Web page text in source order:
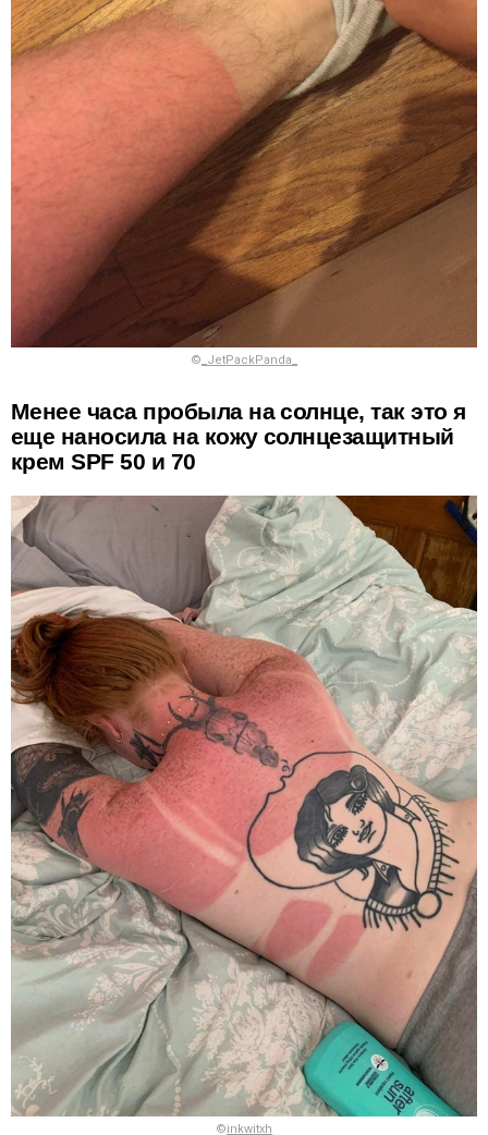
© _JetPackPanda_
Менее часа пробыла на солнце, так это я
еще наносила на кожу солнцезащитный
крем SPF 50 и 70
©inkwitxh